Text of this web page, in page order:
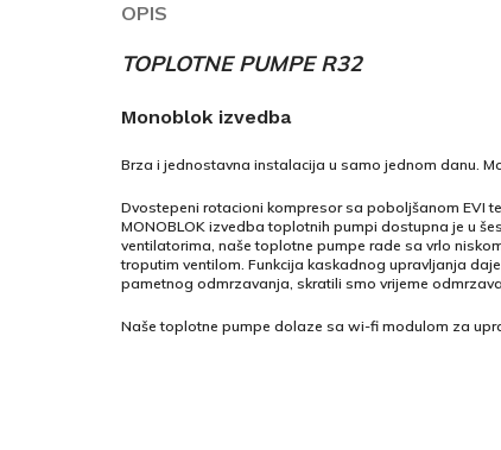
OPIS
TOPLOTNE PUMPE R32
Monoblok izvedba
Brza i jednostavna instalacija u samo jednom danu.
Dvostepeni rotacioni kompresor sa poboljšanom EVI
MONOBLOK izvedba toplotnih pumpi dostupna je u
ventilatorima, naše toplotne pumpe rade sa vrlo
troputim ventilom. Funkcija kaskadnog upravljanja
pametnog odmrzavanja, skratili smo vrijeme
Naše toplotne pumpe dolaze sa wi-fi modulom za